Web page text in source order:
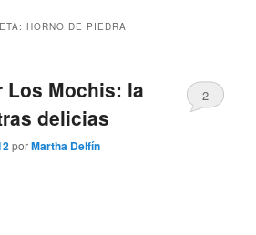
HORNO DE PIEDRA
Los Mochis: la
delicias
porMartha Delfín
2